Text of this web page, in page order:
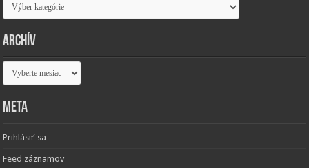
Archív
Archív
Meta
Prihlásiť sa
Feed záznamov